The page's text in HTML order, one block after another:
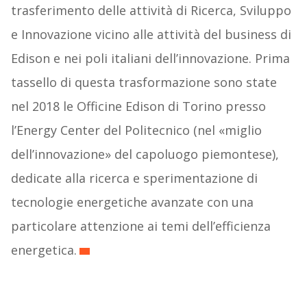
trasferimento delle attività di Ricerca, Sviluppo
e Innovazione vicino alle attività del business di
Edison e nei poli italiani dell’innovazione. Prima
tassello di questa trasformazione sono state
nel 2018 le Officine Edison di Torino presso
l’Energy Center del Politecnico (nel «miglio
dell’innovazione» del capoluogo piemontese),
dedicate alla ricerca e sperimentazione di
tecnologie energetiche avanzate con una
particolare attenzione ai temi dell’efficienza
energetica.